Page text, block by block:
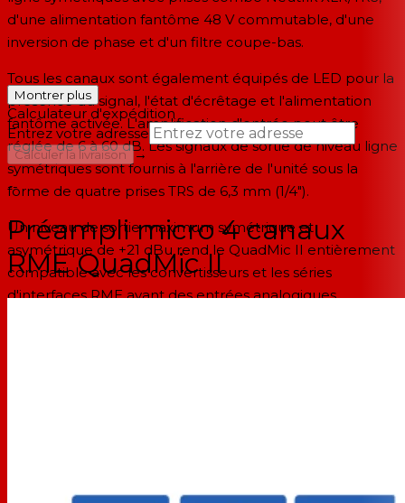
d'une alimentation fantôme 48 V commutable, d'une
inversion de phase et d'un filtre coupe-bas.
Tous les canaux sont également équipés de LED pour la
présence du signal, l'état d'écrêtage et l'alimentation
fantôme activée. L'amplification d'entrée peut être
réglée de 6 à 60 dB. Les signaux de sortie de niveau ligne
symétriques sont fournis à l'arrière de l'unité sous la
forme de quatre prises TRS de 6,3 mm (1/4").
Un niveau de sortie maximum symétrique et
asymétrique de +21 dBu rend le QuadMic II entièrement
compatible avec les convertisseurs et les séries
d'interfaces RME ayant des entrées analogiques.
Montrer plus
Calculateur d'expédition
Entrez votre adresse
Calculer la livraison →
--
Préampli micro 4 canaux
RME QuadMic II